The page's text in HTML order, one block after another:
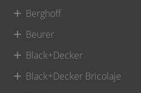
Berghoff
Beurer
Black+Decker
Black+Decker Bricolaje